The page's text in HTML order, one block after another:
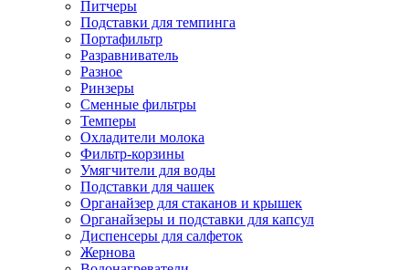
Питчеры
Подставки для темпинга
Портафильтр
Разравниватель
Разное
Ринзеры
Сменные фильтры
Темперы
Охладители молока
Фильтр-корзины
Умягчители для воды
Подставки для чашек
Органайзер для стаканов и крышек
Органайзеры и подставки для капсул
Диспенсеры для салфеток
Жернова